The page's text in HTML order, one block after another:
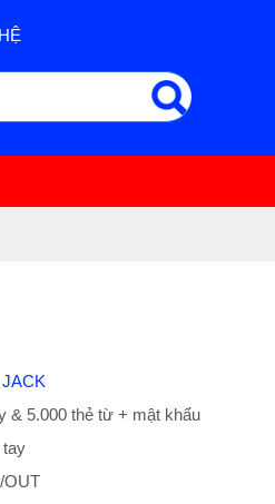
& 5.000 thẻ từ + mật khẩu
OUT